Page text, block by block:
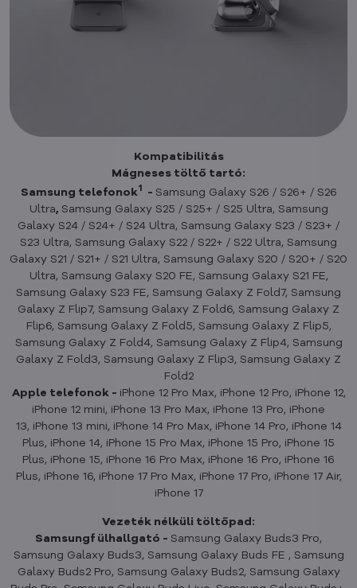
Kompatibilitás
Mágneses töltő tartó:
Samsung telefonok1 - Samsung Galaxy S26 / S26+ / S26
Ultra, Samsung Galaxy S25 / S25+ / S25 Ultra, Samsung
Galaxy S24 / S24+ / S24 Ultra, Samsung Galaxy S23 / S23+ /
S23 Ultra, Samsung Galaxy S22 / S22+ / S22 Ultra, Samsung
Galaxy S21 / S21+ / S21 Ultra, Samsung Galaxy S20 / S20+ / S20
Ultra, Samsung Galaxy S20 FE, Samsung Galaxy S21 FE,
Samsung Galaxy S23 FE, Samsung Galaxy Z Fold7, Samsung
Galaxy Z Flip7, Samsung Galaxy Z Fold6, Samsung Galaxy Z
Flip6, Samsung Galaxy Z Fold5, Samsung Galaxy Z Flip5,
Samsung Galaxy Z Fold4, Samsung Galaxy Z Flip4, Samsung
Galaxy Z Fold3, Samsung Galaxy Z Flip3, Samsung Galaxy Z
Fold2
Apple telefonok - iPhone 12 Pro Max, iPhone 12 Pro, iPhone 12,
iPhone 12 mini, iPhone 13 Pro Max, iPhone 13 Pro, iPhone
13, iPhone 13 mini, iPhone 14 Pro Max, iPhone 14 Pro, iPhone 14
Plus, iPhone 14, iPhone 15 Pro Max, iPhone 15 Pro, iPhone 15
Plus, iPhone 15, iPhone 16 Pro Max, iPhone 16 Pro, iPhone 16
Plus, iPhone 16, iPhone 17 Pro Max, iPhone 17 Pro, iPhone 17 Air,
iPhone 17
Vezeték nélküli töltőpad:
Samsungf ülhallgató - Samsung Galaxy Buds3 Pro,
Samsung Galaxy Buds3, Samsung Galaxy Buds FE , Samsung
Galaxy Buds2 Pro, Samsung Galaxy Buds2, Samsung Galaxy